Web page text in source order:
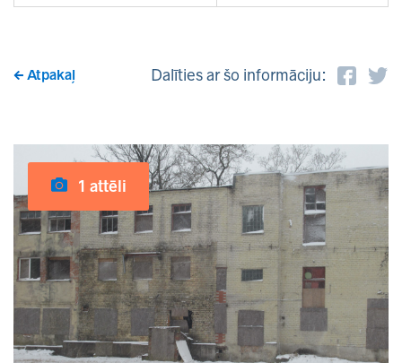
Atpakaļ Dalīties ar šo informāciju:
1 attēli